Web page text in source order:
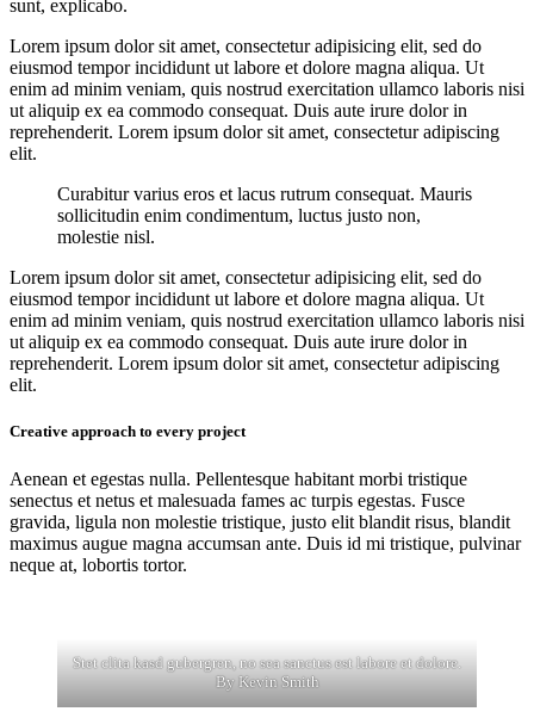
sunt, explicabo.
Lorem ipsum dolor sit amet, consectetur adipisicing elit, sed do
eiusmod tempor incididunt ut labore et dolore magna aliqua. Ut
enim ad minim veniam, quis nostrud exercitation ullamco laboris nisi
ut aliquip ex ea commodo consequat. Duis aute irure dolor in
reprehenderit. Lorem ipsum dolor sit amet, consectetur adipiscing
elit.
Curabitur varius eros et lacus rutrum consequat. Mauris
sollicitudin enim condimentum, luctus justo non,
molestie nisl.
Lorem ipsum dolor sit amet, consectetur adipisicing elit, sed do
eiusmod tempor incididunt ut labore et dolore magna aliqua. Ut
enim ad minim veniam, quis nostrud exercitation ullamco laboris nisi
ut aliquip ex ea commodo consequat. Duis aute irure dolor in
reprehenderit. Lorem ipsum dolor sit amet, consectetur adipiscing
elit.
Creative approach to every project
Aenean et egestas nulla. Pellentesque habitant morbi tristique
senectus et netus et malesuada fames ac turpis egestas. Fusce
gravida, ligula non molestie tristique, justo elit blandit risus, blandit
maximus augue magna accumsan ante. Duis id mi tristique, pulvinar
neque at, lobortis tortor.
Stet clita kasd gubergren, no sea sanctus est labore et dolore.
By Kevin Smith